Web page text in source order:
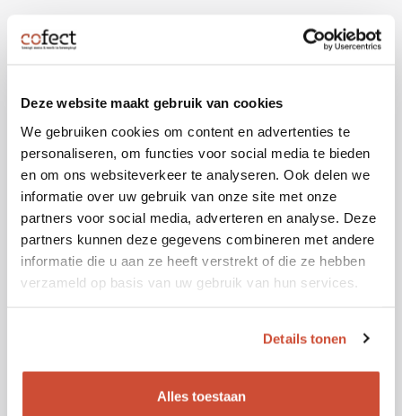
Deze website maakt gebruik van cookies
We gebruiken cookies om content en advertenties te
personaliseren, om functies voor social media te bieden
en om ons websiteverkeer te analyseren. Ook delen we
informatie over uw gebruik van onze site met onze
partners voor social media, adverteren en analyse. Deze
partners kunnen deze gegevens combineren met andere
informatie die u aan ze heeft verstrekt of die ze hebben
verzameld op basis van uw gebruik van hun services.
Details tonen
Alles toestaan